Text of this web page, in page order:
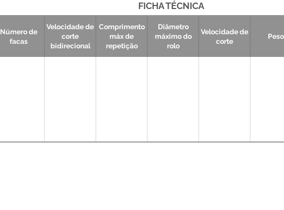
FICHA TÉCNICA
Número de
facas
Velocidade de
corte
bidirecional
Comprimento
máx de
repetição
Diâmetro
máximo do
rolo
Velocidade de
corte
Peso